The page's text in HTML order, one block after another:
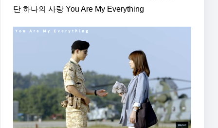
단 하나의 사랑 You Are My Everything